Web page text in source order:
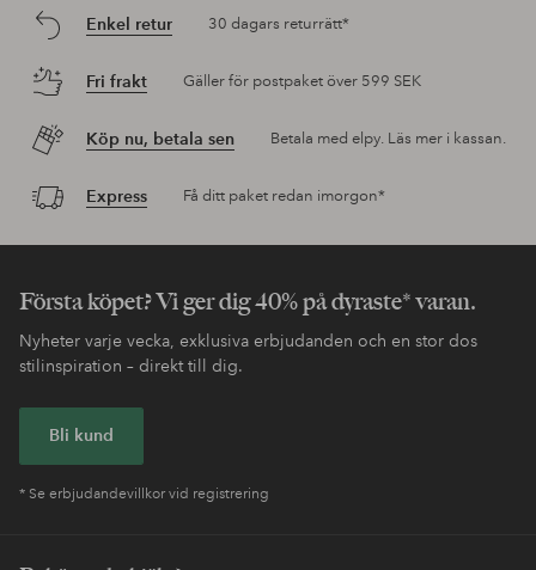
Enkel retur 30 dagars returrätt*
Fri frakt Gäller för postpaket över 599 SEK
Köp nu, betala sen Betala med elpy. Läs mer i kassan.
Express Få ditt paket redan imorgon*
Första köpet? Vi ger dig 40% på dyraste* varan.
Nyheter varje vecka, exklusiva erbjudanden och en stor dos
stilinspiration – direkt till dig.
Bli kund
* Se erbjudandevillkor vid registrering